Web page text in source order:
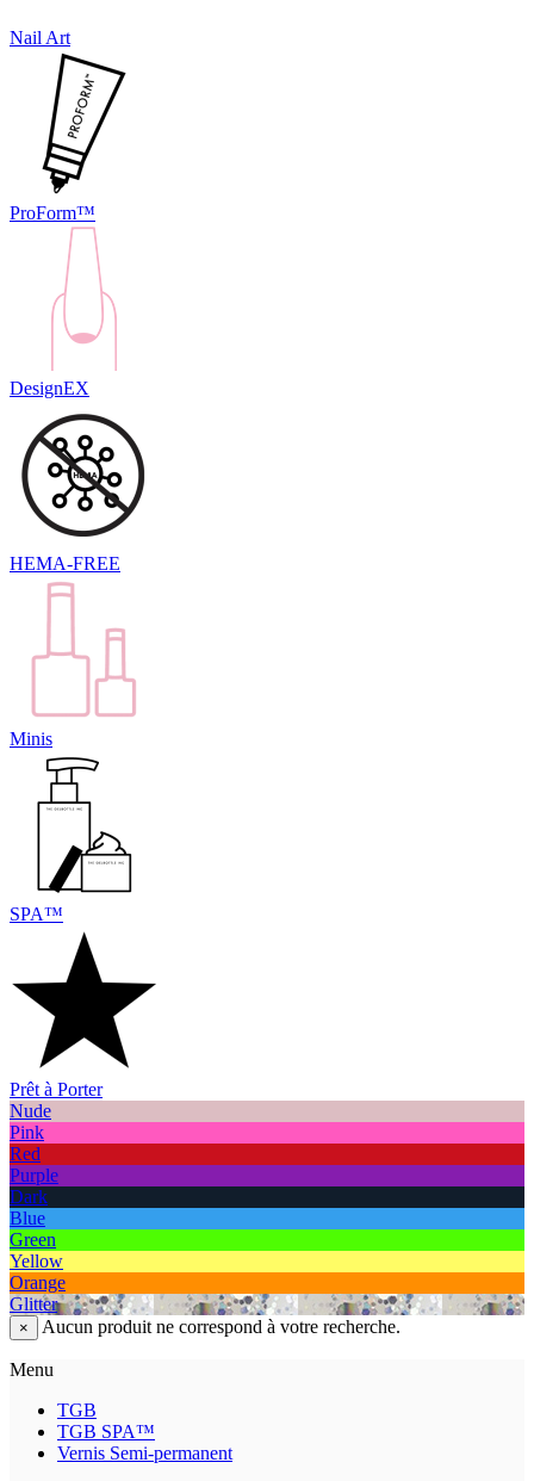
Nail Art
ProForm™
DesignEX
HEMA-FREE
Minis
SPA™
Prêt à Porter
Nude
Pink
Red
Purple
Dark
Blue
Green
Yellow
Orange
Glitter
× Aucun produit ne correspond à votre recherche.
Menu
TGB
TGB SPA™
Vernis Semi-permanent